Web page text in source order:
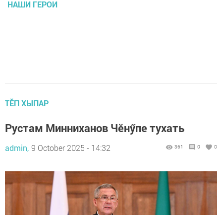
НАШИ ГЕРОИ
ТӖП ХЫПАР
Рустам Минниханов Чӗнӳпе тухать
admin, 9 October 2025 - 14:32 361 0 0